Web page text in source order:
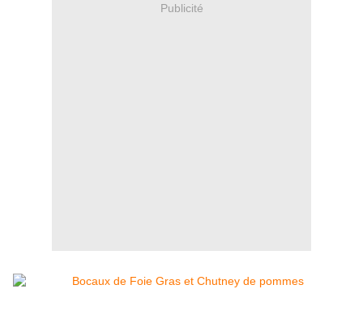
Publicité